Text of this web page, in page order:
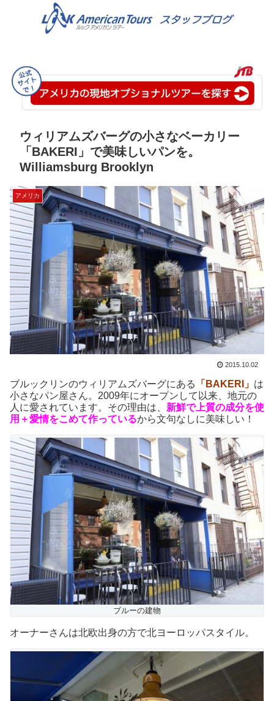
ウィリアムズバーグの小さなベーカリー
「BAKERI」で美味しいパンを。
Williamsburg Brooklyn
アメリカ
2015.10.02
ブルックリンのウィリアムズバーグにある 「BAKERI」 は
小さなパン屋さん。2009年にオープンして以来、地元の
人に愛されています。その理由は、 新鮮で上質の成分を使
用＋愛情をこめて作っているから文句なしに美味しい！
ブルーの建物
オーナーさんは北欧出身の方で北ヨーロッパスタイル。